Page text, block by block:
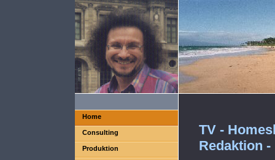
Home
Consulting
Produktion
TV -
Redaktion -